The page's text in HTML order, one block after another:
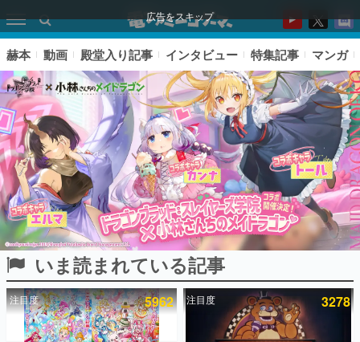
広告をスキップ
ピックアップ
電ファミのいま読まれている記事ランキング
赫本 動画 殿堂入り記事 インタビュー 特集記事 マンガ
いま読まれている記事
注目度 5962 注目度 3278